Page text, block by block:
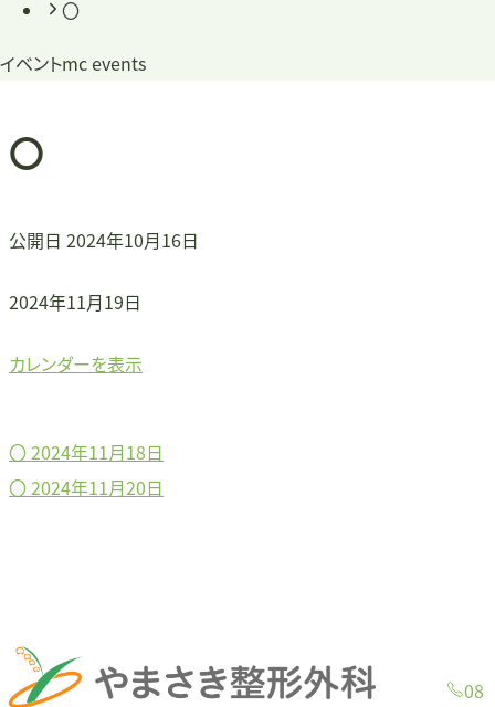
イベントmc events
〇
〇
公開日 2024年10月16日
〇
2024年11月19日
カレンダーを表示
投
ゲ
〇 2024年11月18日
〇 2024年11月20日
08